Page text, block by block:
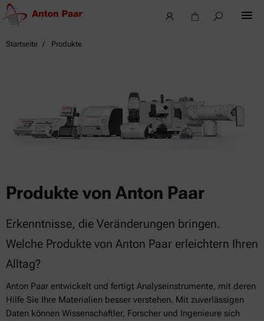
Startseite Produkte
Produkte von Anton Paar
Erkenntnisse, die Veränderungen bringen.
Welche Produkte von Anton Paar erleichtern Ihren
Alltag?
Anton Paar entwickelt und fertigt Analyseinstrumente, mit deren
Hilfe Sie Ihre Materialien besser verstehen. Mit zuverlässigen
Daten können Wissenschaftler, Forscher und Ingenieure sich